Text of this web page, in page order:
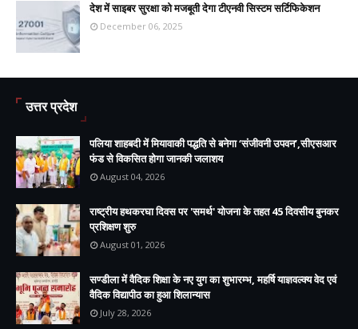
देश में साइबर सुरक्षा को मजबूती देगा टीएनवी सिस्टम सर्टिफिकेशन
December 06, 2025
उत्तर प्रदेश
पलिया शाहबदी में मियावाकी पद्धति से बनेगा ‘संजीवनी उपवन’,सीएसआर
फंड से विकसित होगा जानकी जलाशय
August 04, 2026
राष्ट्रीय हथकरघा दिवस पर 'समर्थ' योजना के तहत 45 दिवसीय बुनकर
प्रशिक्षण शुरु
August 01, 2026
सण्डीला में वैदिक शिक्षा के नए युग का शुभारम्भ, महर्षि याज्ञवल्क्य वेद एवं
वैदिक विद्यापीठ का हुआ शिलान्यास
July 28, 2026